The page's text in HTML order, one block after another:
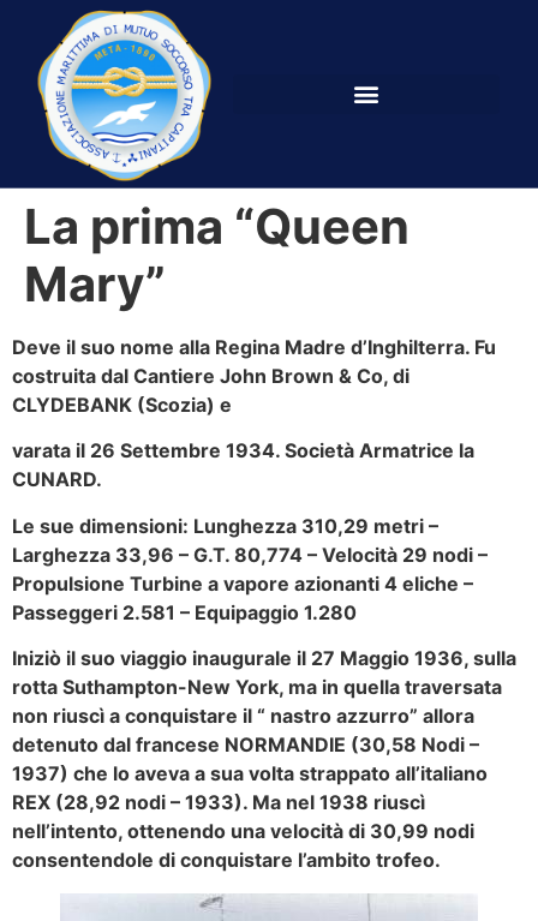
La prima “Queen
Mary”
Deve il suo nome alla Regina Madre d’Inghilterra. Fu
costruita dal Cantiere John Brown & Co, di
CLYDEBANK (Scozia) e
varata il 26 Settembre 1934. Società Armatrice la
CUNARD.
Le sue dimensioni: Lunghezza 310,29 metri –
Larghezza 33,96 – G.T. 80,774 – Velocità 29 nodi –
Propulsione Turbine a vapore azionanti 4 eliche –
Passeggeri 2.581 – Equipaggio 1.280
Iniziò il suo viaggio inaugurale il 27 Maggio 1936, sulla
rotta Suthampton-New York, ma in quella traversata
non riuscì a conquistare il “ nastro azzurro” allora
detenuto dal francese NORMANDIE (30,58 Nodi –
1937) che lo aveva a sua volta strappato all’italiano
REX (28,92 nodi – 1933). Ma nel 1938 riuscì
nell’intento, ottenendo una velocità di 30,99 nodi
consentendole di conquistare l’ambito trofeo.